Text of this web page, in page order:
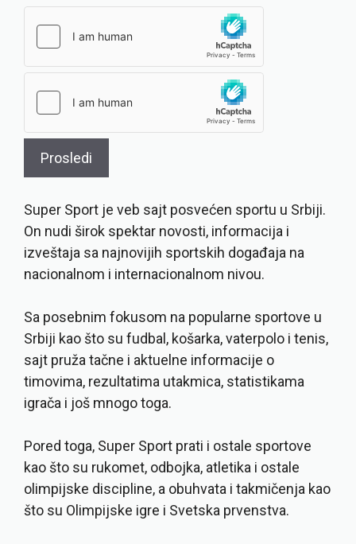
Super Sport je veb sajt posvećen sportu u Srbiji.
On nudi širok spektar novosti, informacija i
izveštaja sa najnovijih sportskih događaja na
nacionalnom i internacionalnom nivou.
Sa posebnim fokusom na popularne sportove u
Srbiji kao što su fudbal, košarka, vaterpolo i tenis,
sajt pruža tačne i aktuelne informacije o
timovima, rezultatima utakmica, statistikama
igrača i još mnogo toga.
Pored toga, Super Sport prati i ostale sportove
kao što su rukomet, odbojka, atletika i ostale
olimpijske discipline, a obuhvata i takmičenja kao
što su Olimpijske igre i Svetska prvenstva.